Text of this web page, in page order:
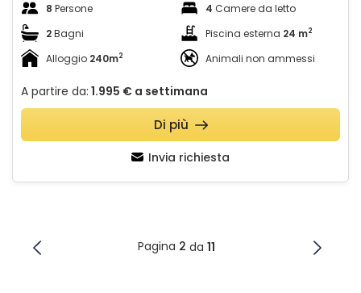
8 Persone 4 Camere da letto
2Bagni Piscina esterna 24 m2
Alloggio 240m2 Animali non ammessi
A partire da: 1.995 € a settimana
Invia richiesta
Di più
Pagina 2 da 11